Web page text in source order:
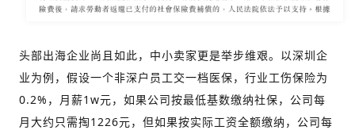
头部出海企业尚且如此，中小卖家更是举步维艰。以深圳企
业为例，假设一个非深户员工交一档医保，行业工伤保险为
0.2%，月薪1w元，如果公司按最低基数缴纳社保，公司每
月大约只需掏1226元，但如果按实际工资全额缴纳，公司每